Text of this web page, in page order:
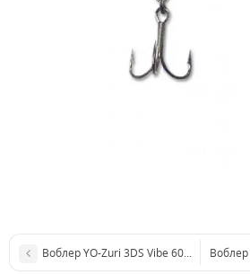
Воблер YO-Zuri 3DS Vibe 60mm 14.0g